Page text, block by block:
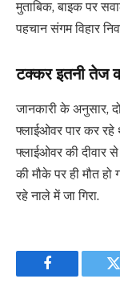
मुताबिक, बाइक पर
पहचान संगम विहार
टक्कर इतनी तेज
जानकारी के अनुसार,
फ्लाईओवर पार कर रहे
फ्लाईओवर की दीवार
की मौके पर ही मौत
रहे नाले में जा गिरा.
Facebook